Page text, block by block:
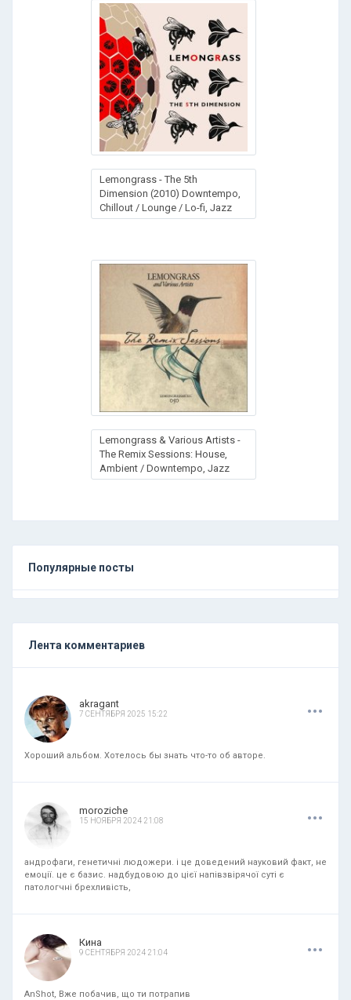
Lemongrass - The 5th
Dimension (2010) Downtempo,
Chillout / Lounge / Lo-fi, Jazz
Lemongrass & Various Artists -
The Remix Sessions: House,
Ambient / Downtempo, Jazz
Популярные посты
Лента комментариев
akragant
7 СЕНТЯБРЯ 2025 15:22 ...
Хороший альбом. Хотелось бы знать что-то об авторе.
moroziche
15 НОЯБРЯ 2024 21:08 ...
андрофаги, генетичні людожери. і це доведений науковий факт, не
емоції. це є базис. надбудовою до цієї напівзвірячої суті є
патологчні брехливість,
Кина
9 СЕНТЯБРЯ 2024 21:04 ...
AnShot, Вже побачив, що ти потрапив